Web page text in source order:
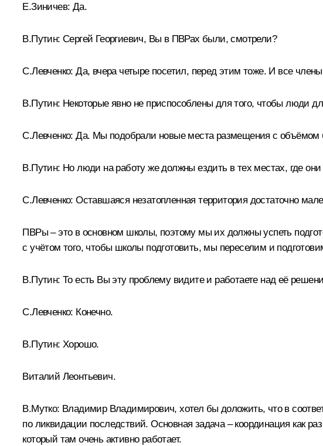
Е.Зиничев: Да.
В.Путин: Сергей Георгиевич, Вы в ПВРах были, смотрели?
С.Левченко: Да, вчера четыре посетил, перед этим тоже. И все
В.Путин: Некоторые явно не приспособлены для того, чтобы люди
С.Левченко: Да. Мы подобрали новые места размещения с
В.Путин: Но люди на работу же должны ездить в тех местах, где
С.Левченко: Оставшаяся незатопленная территория достаточно
ПВРы ‒ это в основном школы, поэтому мы их должны успеть
с учётом того, чтобы школы подготовить, мы переселим и
В.Путин: То есть Вы эту проблему видите и работаете над её
С.Левченко: Конечно.
В.Путин: Хорошо.
Виталий Леонтьевич.
В.Мутко: Владимир Владимирович, хотел бы доложить, что в
по ликвидации последствий. Основная задача ‒ координация как
который там очень активно работает.